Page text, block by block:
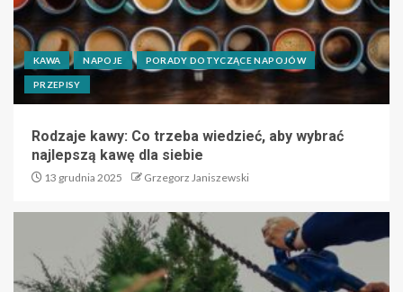
KAWA NAPOJE PORADY DOTYCZĄCE NAPOJÓW
PRZEPISY
Rodzaje kawy: Co trzeba wiedzieć, aby wybrać
najlepszą kawę dla siebie
13 grudnia 2025 Grzegorz Janiszewski